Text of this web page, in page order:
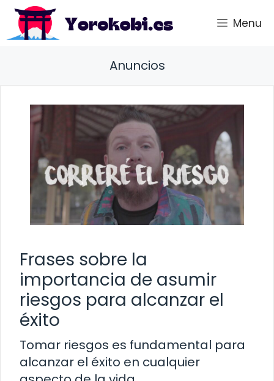
Saltar
contenido
Menu
Anuncios
Frases sobre la
importancia de asumir
riesgos para alcanzar el
éxito
Tomar riesgos es fundamental para
alcanzar el éxito en cualquier